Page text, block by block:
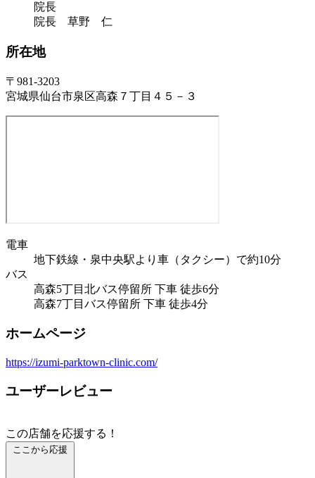
院長
院長 草野 仁
所在地
〒981-3203
宮城県仙台市泉区高森７丁目４５－３
電車
地下鉄線・泉中央駅より車（タクシー）で約10分
バス
高森5丁目北バス停留所 下車 徒歩6分
高森7丁目バス停留所 下車 徒歩4分
ホームページ
https://izumi-parktown-clinic.com/
ユーザーレビュー
この店舗を応援する！
ここから応援